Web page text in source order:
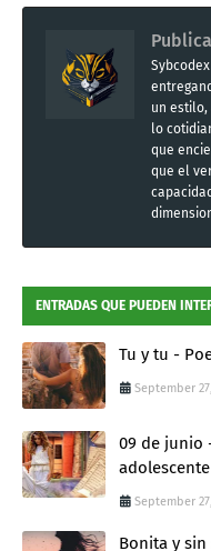
un estilo,
lo
que
que el
ENTRADAS QUE PUEDEN
Tu y tu -
September
09 de junio
September
Bonita y